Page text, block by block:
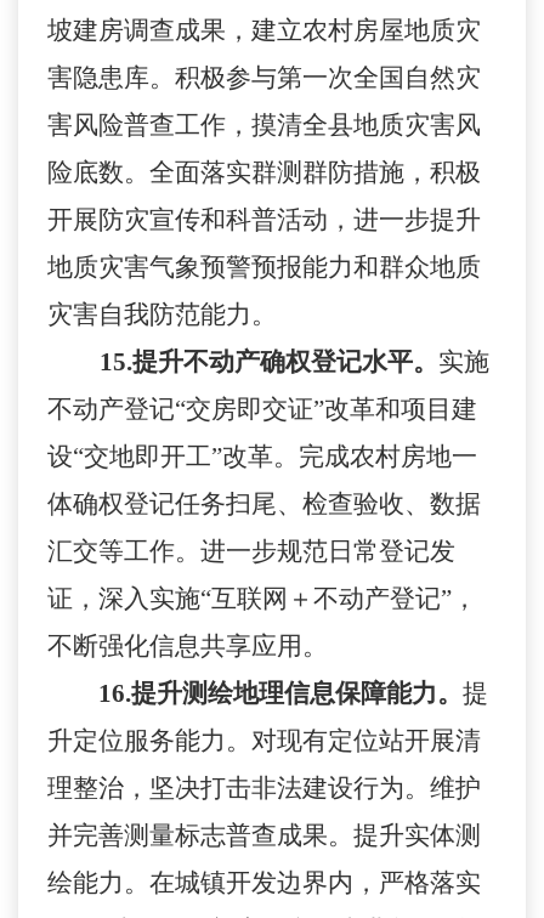
坡建房调查成果，建立农村房屋地质灾
害隐患库。积极参与第一次全国自然灾
害风险普查工作，摸清全县地质灾害风
险底数。全面落实群测群防措施，积极
开展防灾宣传和科普活动，进一步提升
地质灾害气象预警预报能力和群众地质
灾害自我防范能力。
15.提升不动产确权登记水平。 实施
不动产登记“交房即交证”改革和项目建
设“交地即开工”改革。完成农村房地一
体确权登记任务扫尾、检查验收、数据
汇交等工作。进一步规范日常登记发
证，深入实施“互联网＋不动产登记”，
不断强化信息共享应用。
16.提升测绘地理信息保障能力。 提
升定位服务能力。对现有定位站开展清
理整治，坚决打击非法建设行为。维护
并完善测量标志普查成果。提升实体测
绘能力。在城镇开发边界内，严格落实